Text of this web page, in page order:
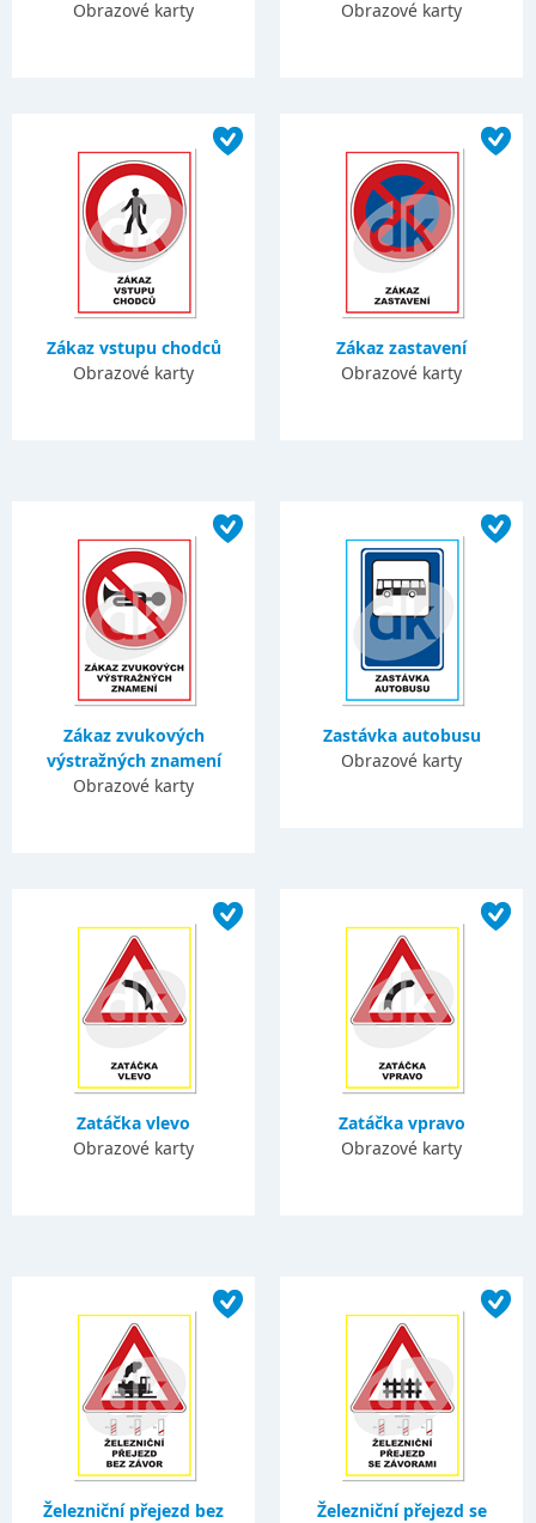
Obrazové karty Obrazové karty
Zákaz vstupu chodců
Obrazové karty
Zákaz zastavení
Obrazové karty
Zákaz zvukových
výstražných znamení
Obrazové karty
Zastávka autobusu
Obrazové karty
Zatáčka vlevo
Obrazové karty
Zatáčka vpravo
Obrazové karty
Železniční přejezd bez
Železniční přejezd se